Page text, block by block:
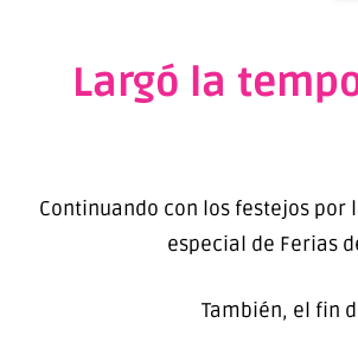
Largó la
Continuando con los festejos
especial de Ferias
También, el fin